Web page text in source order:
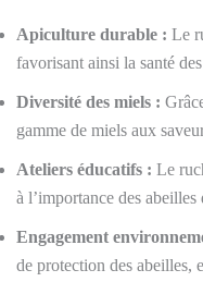
Apiculture durable : Le
favorisant ainsi la santé
Diversité des miels :
gamme de miels aux
Ateliers éducatifs : Le
à l’importance des
Engagement
de protection des abeilles,